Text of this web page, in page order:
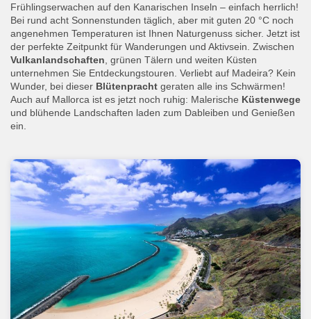
Frühlingserwachen auf den Kanarischen Inseln – einfach herrlich!
Bei rund acht Sonnenstunden täglich, aber mit guten 20 °C noch
angenehmen Temperaturen ist Ihnen Naturgenuss sicher. Jetzt ist
der perfekte Zeitpunkt für Wanderungen und Aktivsein. Zwischen
Vulkanlandschaften , grünen Tälern und weiten Küsten
unternehmen Sie Entdeckungstouren. Verliebt auf Madeira? Kein
Wunder, bei dieser Blütenpracht geraten alle ins Schwärmen!
Auch auf Mallorca ist es jetzt noch ruhig: Malerische Küstenwege
und blühende Landschaften laden zum Dableiben und Genießen
ein.